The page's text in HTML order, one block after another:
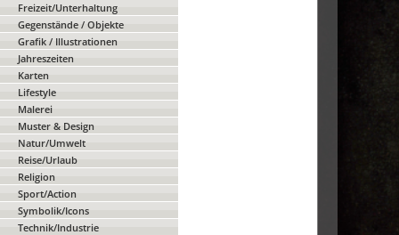
Freizeit/Unterhaltung
Gegenstände / Objekte
Grafik / Illustrationen
Jahreszeiten
Karten
Lifestyle
Malerei
Muster & Design
Natur/Umwelt
Reise/Urlaub
Religion
Sport/Action
Symbolik/Icons
Technik/Industrie